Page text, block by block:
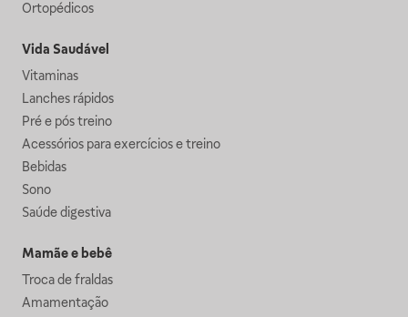
Ortopédicos
Vida Saudável
Vitaminas
Lanches rápidos
Pré e pós treino
Acessórios para exercícios e treino
Bebidas
Sono
Saúde digestiva
Mamãe e bebê
Troca de fraldas
Amamentação